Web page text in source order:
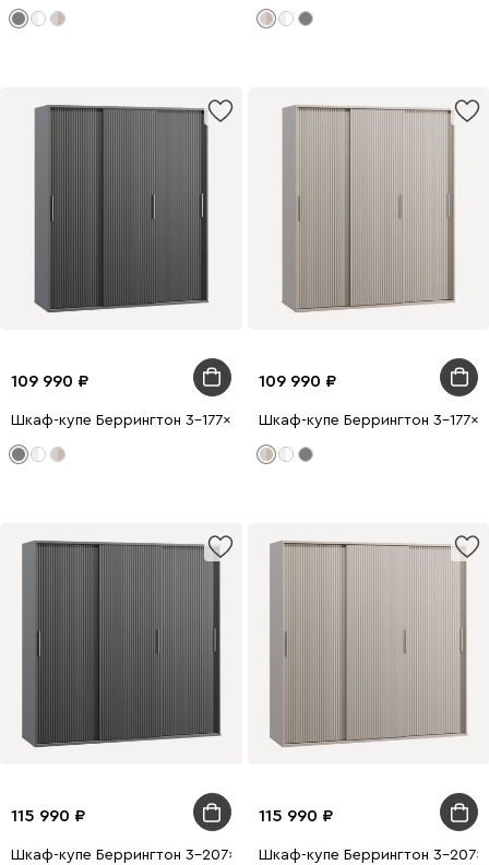
109 990
Шкаф-купе Беррингтон 3-177x210 Графитовый
109 990
Шкаф-купе Беррингтон 3-
115 990
Шкаф-купе Беррингтон 3-207x210 Графитовый
115 990
Шкаф-купе Беррингтон 3-